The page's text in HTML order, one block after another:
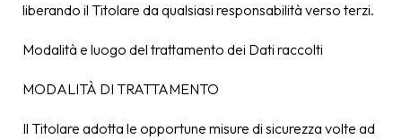
liberando il Titolare da qualsiasi responsabilità verso terzi.
Modalità e luogo del trattamento dei Dati raccolti
MODALITÀ DI TRATTAMENTO
Il Titolare adotta le opportune misure di sicurezza volte ad